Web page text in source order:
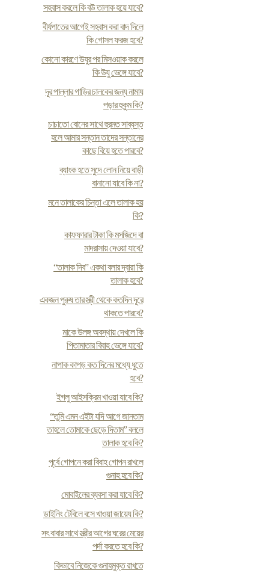
সহবাস করলে কি বউ তালাক হয়ে যাবে?
বীর্যপাতের আগেই সহবাস করা বাদ দিলে
কি গোসল ফরজ হবে?
কোনো কারণে উযুর পর মিসওয়াক করলে
কি উযু ভেঙ্গে যাবে?
দূর পাল্লার গাড়ির চালকের জন্য নামায
পড়ার হুকুম কি?
চাচাতো বোনের সাথে হুরমত সাব্যস্ত
হলে আমার সন্তান তাদের সন্তানের
কাছে বিয়ে হতে পারবে?
ব্যাংক হতে সুদে লোন নিয়ে বাড়ী
বানানো যাবে কি না?
মনে তালাকের চিন্তা এলে তালাক হয়
কি?
কাফফারার টাকা কি মসজিদে বা
মাদরাসায় দেওয়া যাবে?
“তালাক দিব” একথা বলার দ্বারা কি
তালাক হবে?
একজন পুরুষ তার স্ত্রী থেকে কতদিন দূরে
থাকতে পারবে?
মাকে উলঙ্গ অবস্থায় দেখলে কি
পিতামাতার বিবাহ ভেঙ্গে যাবে?
নাপাক কাপড় কত দিনের মধ্যে ধুতে
হবে?
ইগলু আইসক্রিম খাওয়া যাবে কি?
“তুমি এমন এইটা যদি আগে জানতাম
তাহলে তোমাকে ছেড়ে দিতাম” বললে
তালাক হবে কি?
পূর্বে গোপনে করা বিবাহ গোপন রাখলে
গুনাহ হবে কি?
মোবাইলের ব্যবসা করা যাবে কি?
ডাইনিং টেবিলে বসে খাওয়া জায়েয কি?
সৎ বাবার সাথে স্ত্রীর আগের ঘরের মেয়ের
পর্দা করতে হবে কি?
কিভাবে নিজেকে গুনাহমুক্ত রাখতে